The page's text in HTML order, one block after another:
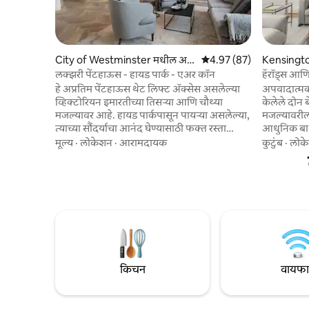
City of Westminster मधील अ
पार्टमेंट
5 पैकी 4.97 सरासरी रेटिंग,
4.97 (87)
लक्झरी पेंटहाऊस - हायड पार्क - एअर कॉन
हे अप्रतिम पेंटहाऊस थेट लिफ्ट ॲक्सेस असलेल्या
व्हिक्टोरियन इमारतीच्या तिसऱ्या आणि चौथ्या
मजल्यावर आहे. हायड पार्कपासून पायऱ्या असलेल्या,
त्याच्या सौंदर्याचा आनंद घेण्यासाठी फक्त रस्ता
ओलांडा. कुटुंबांसाठी किंवा ग्रुप्ससाठी योग्य, प्रॉपर्टी
उबदारपणा आणि एल या दोन्ही गोष्टींचा आनंद घेतो
मूल्य·लोकेशन · आरामदायक
पार्टमेंट
हॅरॉड्स आणि
फ्लॅट
केलेले दोन
मजल्यावरील
आधुनिक
इंटिरियर
आणि
स्वागतार्ह
ताजेतवाने
कुटुंब·
किचन